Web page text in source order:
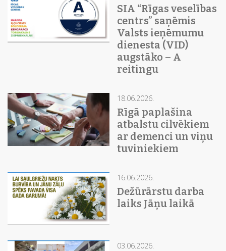
SIA “Rīgas veselības
centrs” saņēmis
Valsts ieņēmumu
dienesta (VID)
augstāko – A
reitingu
18.06.2026.
Rīgā paplašina
atbalstu cilvēkiem
ar demenci un viņu
tuviniekiem
16.06.2026.
Dežūrārstu darba
laiks Jāņu laikā
03.06.2026.